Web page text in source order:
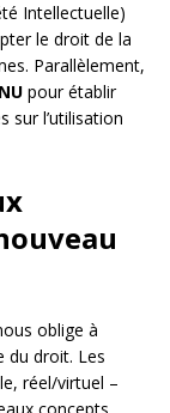
Intellectuelle)
le droit de la
Parallèlement,
pour établir
sur l’utilisation
oblige à
du droit. Les
réel/virtuel –